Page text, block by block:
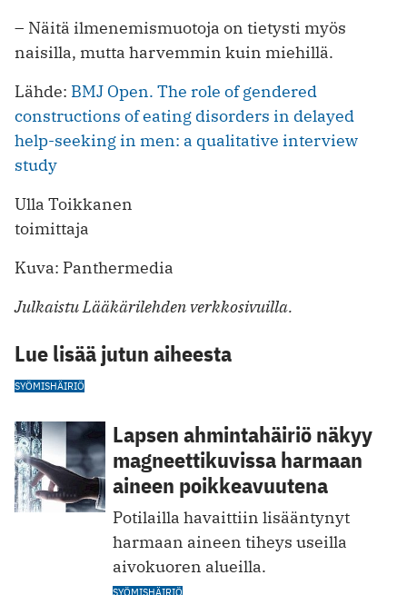
– Näitä ilmenemismuotoja on tietysti myös
naisilla, mutta harvemmin kuin miehillä.
Lähde: BMJ Open. The role of gendered
constructions of eating disorders in delayed
help-seeking in men: a qualitative interview
study
Ulla Toikkanen
toimittaja
Kuva: Panthermedia
Julkaistu Lääkärilehden verkkosivuilla.
Lue lisää jutun aiheesta
SYÖMISHÄIRIÖ
Lapsen ahmintahäiriö näkyy
magneettikuvissa harmaan
aineen poikkeavuutena
Potilailla havaittiin lisääntynyt
harmaan aineen tiheys useilla
aivokuoren alueilla.
SYÖMISHÄIRIÖ